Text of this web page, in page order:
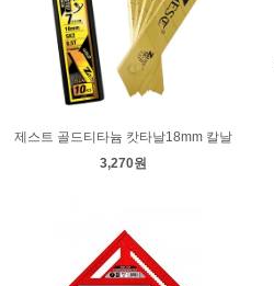
제스트 골드티타늄 캇타날18mm 칼날
3,270원